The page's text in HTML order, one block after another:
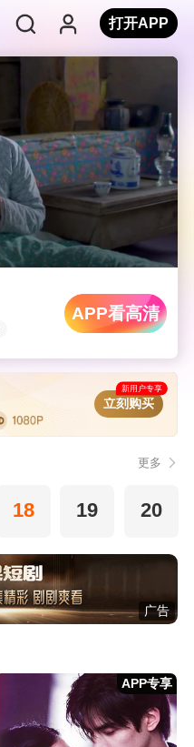
打开APP
APP看高清
新用户专享
立刻购买
更多
18 19 20
广告
APP专享